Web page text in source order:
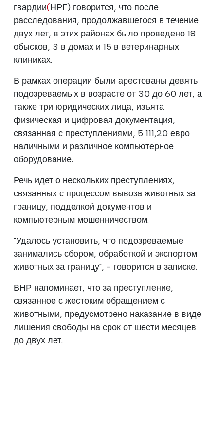
гвардии(НРГ) говорится, что после
расследования, продолжавшегося в течение
двух лет, в этих районах было проведено 18
обысков, 3 в домах и 15 в ветеринарных
клиниках.
В рамках операции были арестованы девять
подозреваемых в возрасте от 30 до 60 лет, а
также три юридических лица, изъята
физическая и цифровая документация,
связанная с преступлениями, 5 111,20 евро
наличными и различное компьютерное
оборудование.
Речь идет о нескольких преступлениях,
связанных с процессом вывоза животных за
границу, подделкой документов и
компьютерным мошенничеством.
"Удалось установить, что подозреваемые
занимались сбором, обработкой и экспортом
животных за границу", - говорится в записке.
ВНР напоминает, что за преступление,
связанное с жестоким обращением с
животными, предусмотрено наказание в виде
лишения свободы на срок от шести месяцев
до двух лет.